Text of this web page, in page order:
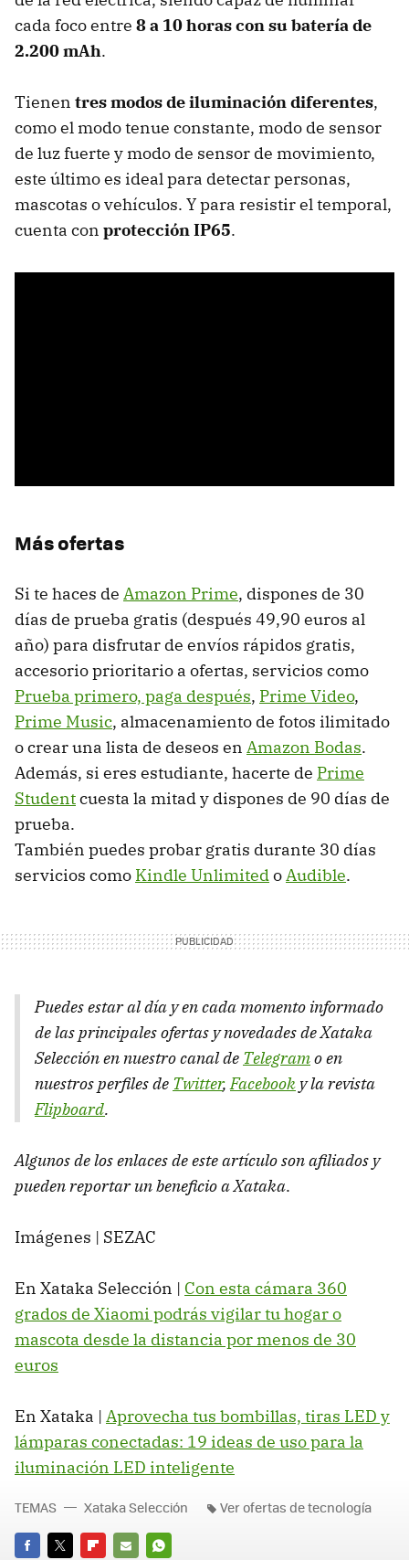
cada foco entre 8 a 10 horas con su batería de
2.200 mAh.
Tienen tres modos de iluminación diferentes,
como el modo tenue constante, modo de sensor
de luz fuerte y modo de sensor de movimiento,
este último es ideal para detectar personas,
mascotas o vehículos. Y para resistir el temporal,
cuenta con protección IP65.
Más ofertas
Si te haces de Amazon Prime, dispones de 30
días de prueba gratis (después 49,90 euros al
año) para disfrutar de envíos rápidos gratis,
accesorio prioritario a ofertas, servicios como
Prueba primero, paga después, Prime Video,
Prime Music, almacenamiento de fotos ilimitado
o crear una lista de deseos en Amazon Bodas.
Además, si eres estudiante, hacerte de Prime
Studentcuesta la mitad y dispones de 90 días de
prueba.
También puedes probar gratis durante 30 días
servicios como Kindle UnlimitedoAudible.
Puedes estar al día y en cada momento informado
de las principales ofertas y novedades de Xataka
Selección en nuestro canal de Telegramo en
nuestros perfiles de Twitter,Facebook y la revista
Flipboard.
Algunos de los enlaces de este artículo son afiliados y
pueden reportar un beneficio a Xataka.
Imágenes | SEZAC
En Xataka Selección | Con esta cámara 360
grados de Xiaomi podrás vigilar tu hogar o
mascota desde la distancia por menos de 30
euros
En Xataka | Aprovecha tus bombillas, tiras LED y
lámparas conectadas: 19 ideas de uso para la
iluminación LED inteligente
TEMAS Xataka Selección Ver ofertas de tecnología